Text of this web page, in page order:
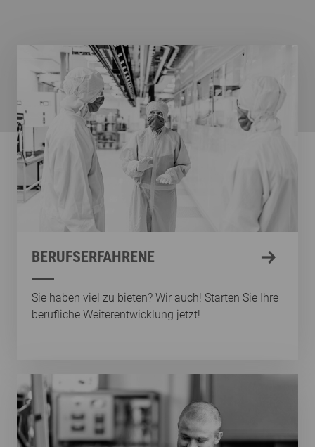
BERUFSERFAHRENE
Sie haben viel zu bieten? Wir auch! Starten Sie Ihre
berufliche Weiterentwicklung jetzt!